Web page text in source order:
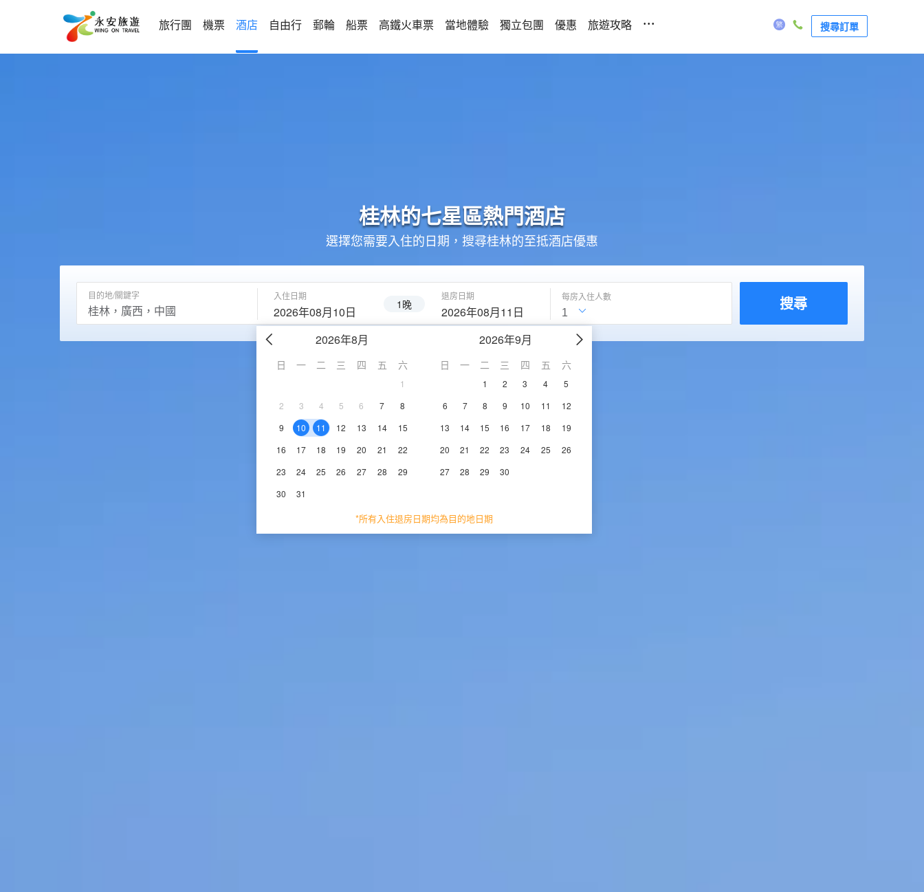
旅行團 機票 酒店 自由行 郵輪 船票 高鐵火車票 當地體驗 獨立包團 優惠 旅遊攻略 ... 搜尋訂單
桂林的七星區熱門酒店
選擇您需要入住的日期，搜尋桂林的至抵酒店優惠
目的地/關鍵字 入住日期
2026年08月10日 1晚
退房日期
2026年08月11日
2026年8月
日 一 二 三 四 五 六
1
2
3 4 5 6 7
8
9
10 11 12 13 14
15
16
17 18 19 20 21
22
23
24 25 26 27 28
29
30
31
2026年9月
日 一 二 三 四 五 六
1 2 3 4
5
6
7 8 9 10 11
12
13
14 15 16 17 18
19
20
21 22 23 24 25
26
27
28 29 30
*所有入住退房日期均為目的地日期
每房入住人數 搜尋